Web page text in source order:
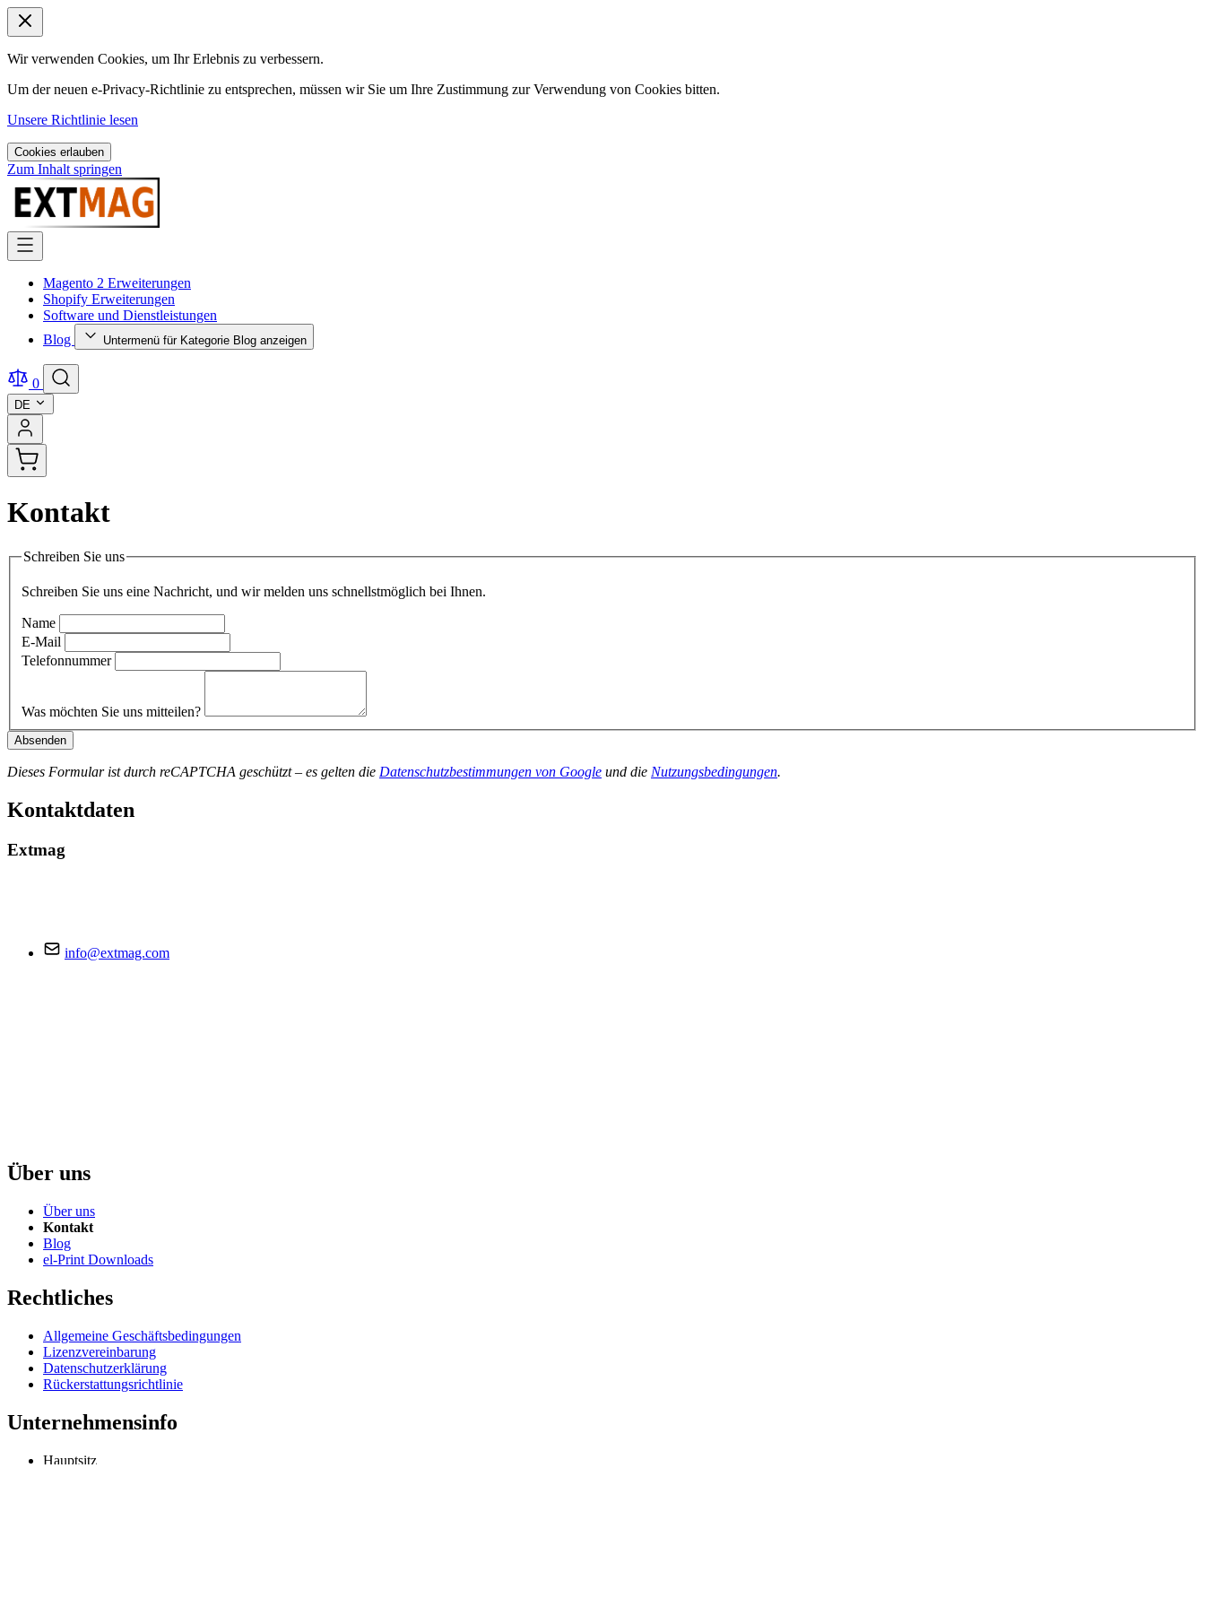
Wir verwenden Cookies, um Ihr Erlebnis zu verbessern.
Um der neuen e-Privacy-Richtlinie zu entsprechen, müssen wir Sie um Ihre Zustimmung zur Verwendung von Cookies bitten.
Unsere Richtlinie lesen
Cookies erlauben
Zum Inhalt springen
Magento 2 Erweiterungen
Shopify Erweiterungen
Software und Dienstleistungen
Blog
Untermenü für Kategorie Blog anzeigen
0
DE
Kontakt
Schreiben Sie uns
Schreiben Sie uns eine Nachricht, und wir melden uns schnellstmöglich bei Ihnen.
Name
E-Mail
Telefonnummer
Was möchten Sie uns mitteilen?
Absenden
Dieses Formular ist durch reCAPTCHA geschützt – es gelten die Datenschutzbestimmungen von Google und die Nutzungsbedingungen.
Kontaktdaten
Extmag
info@extmag.com
Über uns
Über uns
Kontakt
Blog
el-Print Downloads
Rechtliches
Allgemeine Geschäftsbedingungen
Lizenzvereinbarung
Datenschutzerklärung
Rückerstattungsrichtlinie
Unternehmensinfo
Hauptsitz